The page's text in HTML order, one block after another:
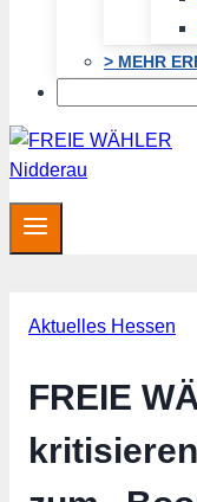
> MEHR
Aktuelles Hessen
FREIE